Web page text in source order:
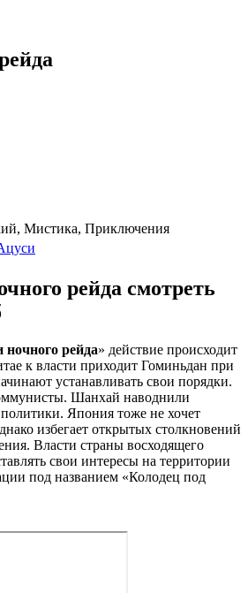
Мистика, Приключения
рейда смотреть
ночного рейда» действие происходит
к власти приходит Гоминьдан при
устанавливать свои порядки.
Шанхай наводнили
Япония тоже не хочет
избегает открытых столкновений
Власти страны восходящего
свои интересы на территории
под названием «Колодец под